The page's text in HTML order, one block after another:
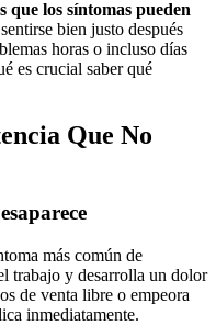
que los síntomas pueden
bien justo después
horas o incluso días
es crucial saber qué
Que No
más común de
trabajo y desarrolla un dolor
de venta libre o empeora
inmediatamente.